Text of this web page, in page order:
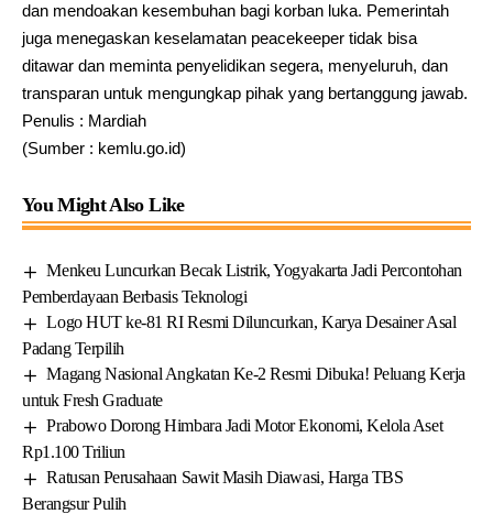
dan mendoakan kesembuhan bagi korban luka. Pemerintah
juga menegaskan keselamatan peacekeeper tidak bisa
ditawar dan meminta penyelidikan segera, menyeluruh, dan
transparan untuk mengungkap pihak yang bertanggung jawab.
Penulis : Mardiah
(Sumber : kemlu.go.id)
You Might Also Like
Menkeu Luncurkan Becak Listrik, Yogyakarta Jadi Percontohan
Pemberdayaan Berbasis Teknologi
Logo HUT ke-81 RI Resmi Diluncurkan, Karya Desainer Asal
Padang Terpilih
Magang Nasional Angkatan Ke-2 Resmi Dibuka! Peluang Kerja
untuk Fresh Graduate
Prabowo Dorong Himbara Jadi Motor Ekonomi, Kelola Aset
Rp1.100 Triliun
Ratusan Perusahaan Sawit Masih Diawasi, Harga TBS
Berangsur Pulih